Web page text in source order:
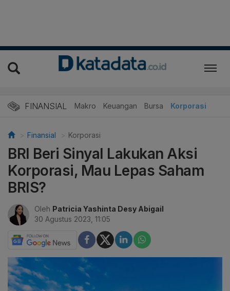
FINANSIAL Makro Keuangan Bursa Korporasi
Finansial Korporasi
BRI Beri Sinyal Lakukan Aksi
Korporasi, Mau Lepas Saham
BRIS?
Oleh Patricia Yashinta Desy Abigail
30 Agustus 2023, 11:05